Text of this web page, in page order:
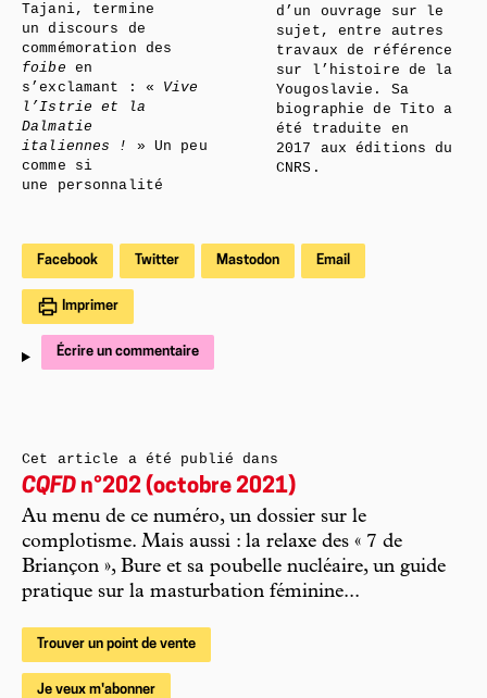
Tajani, termine
un discours de
commémoration des
foibe en
s’exclamant : « Vive
l’Istrie et la
Dalmatie
italiennes !
» Un peu
comme si
une personnalité
d’un ouvrage sur le
sujet, entre autres
travaux de référence
sur l’histoire de la
Yougoslavie. Sa
biographie de Tito a
été traduite en
2017 aux éditions du
CNRS.
Facebook Twitter Mastodon Email
Imprimer
Écrire un commentaire
Cet article a été publié dans
CQFD n°202 (octobre 2021)
Au menu de ce numéro, un dossier sur le
complotisme. Mais aussi : la relaxe des « 7 de
Briançon », Bure et sa poubelle nucléaire, un guide
pratique sur la masturbation féminine...
Trouver un point de vente
Je veux m'abonner